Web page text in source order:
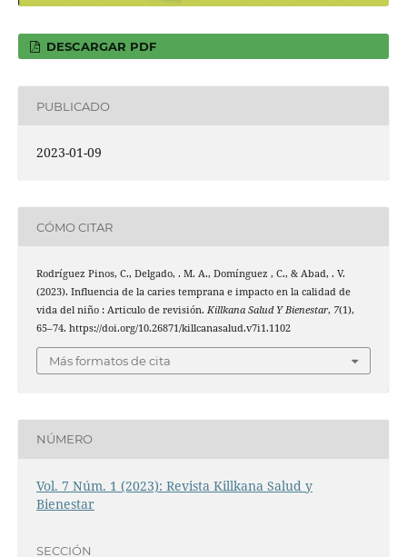
DESCARGAR PDF
PUBLICADO
2023-01-09
CÓMO CITAR
Rodríguez Pinos, C., Delgado, . M. A., Domínguez , C., & Abad, . V.
(2023). Influencia de la caries temprana e impacto en la calidad de
vida del niño : Articulo de revisión. Killkana Salud Y Bienestar, 7(1),
65–74. https://doi.org/10.26871/killcanasalud.v7i1.1102
Más formatos de cita
NÚMERO
Vol. 7 Núm. 1 (2023): Revista Killkana Salud y
Bienestar
SECCIÓN